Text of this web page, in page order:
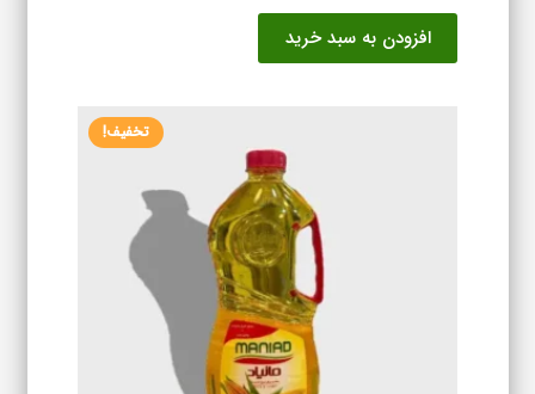
اصلی
بود.
افزودن به سبد خرید
تخفیف!